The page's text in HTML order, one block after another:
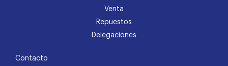
Venta
Repuestos
Delegaciones
Contacto